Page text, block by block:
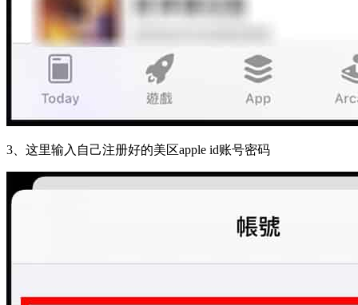
3、 这里输入自己注册好的美区apple id账号密码